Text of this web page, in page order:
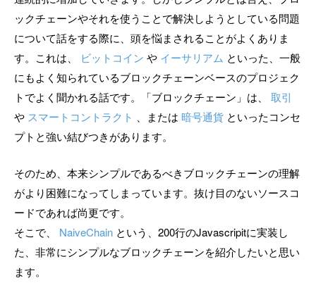
ックチェーンやそれを使うことで解決しようとしている問題
について話をする際に、頭を悩まされることがよくありま
す。これは、
ビットコイン や イーサリアム といった、一般
にもよく知られているブロックチェーンベースのプロジェク
トでよく聞かれる話です。「ブロックチェーン」は、 取引
や スマートコントラクト 、または 暗号通貨 といったコンセ
プトと強い結びつきがあります。
そのため、本来シンプルであるべきブロックチェーンの理解
がより困難になってしまっています。抜け目のないソースコ
ードであれば尚更です。
そこで、 NaiveChain という、200行のJavascripitに実装し
た、非常にシンプルなブロックチェーンを紹介したいと思い
ます。